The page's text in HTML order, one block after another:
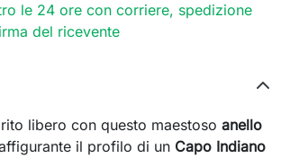
le 24 ore con corriere, spedizione
del ricevente
libero con questo maestoso anello
il profilo di un Capo Indiano